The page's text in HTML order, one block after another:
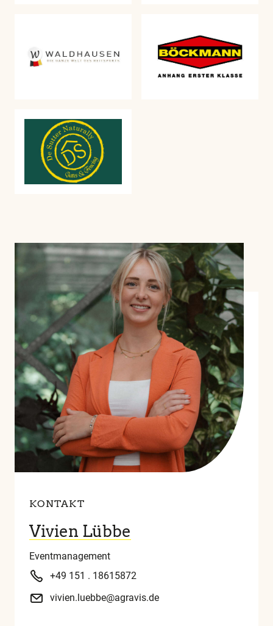
KONTAKT
Vivien Lübbe
Eventmanagement
+49 151 . 18615872
vivien.luebbe@agravis.de